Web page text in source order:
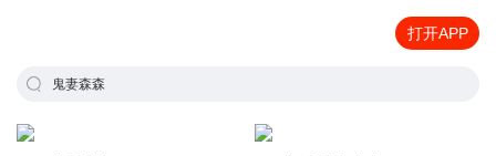
打开APP
鬼妻森森